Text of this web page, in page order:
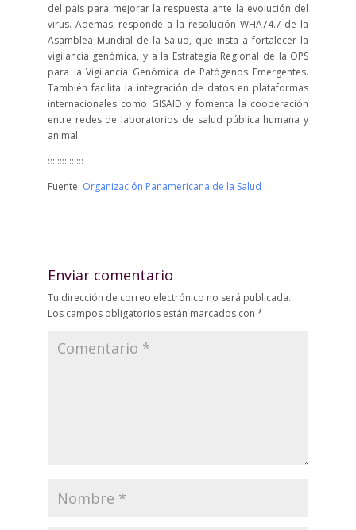
del país para mejorar la respuesta ante la evolución del
virus. Además, responde a la resolución WHA74.7 de la
Asamblea Mundial de la Salud, que insta a fortalecer la
vigilancia genómica, y a la Estrategia Regional de la OPS
para la Vigilancia Genómica de Patógenos Emergentes.
También facilita la integración de datos en plataformas
internacionales como GISAID y fomenta la cooperación
entre redes de laboratorios de salud pública humana y
animal.
:::::::::::::::
Fuente: Organización Panamericana de la Salud
Enviar comentario
Tu dirección de correo electrónico no será publicada.
Los campos obligatorios están marcados con *